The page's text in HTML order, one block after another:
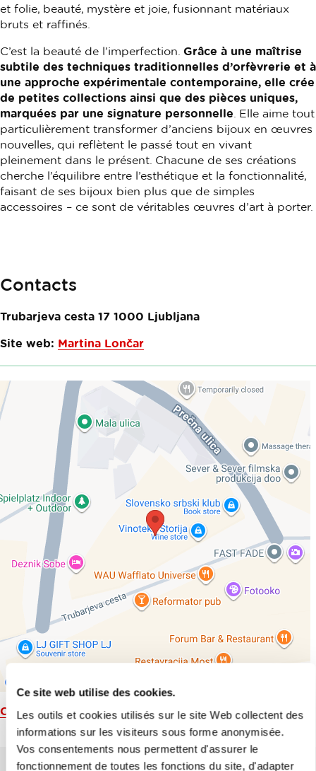
Ce site web utilise des cookies.
Les outils et cookies utilisés sur le site Web collectent des
informations sur les visiteurs sous forme anonymisée.
Vos consentements nous permettent d'assurer le
fonctionnement de toutes les fonctions du site, d'adapter
et folie, beauté, mystère et joie, fusionnant matériaux
bruts et raffinés.
C’est la beauté de l’imperfection. Grâce à une maîtrise
subtile des techniques traditionnelles d’orfèvrerie et à
une approche expérimentale contemporaine, elle crée
de petites collections ainsi que des pièces uniques,
marquées par une signature personnelle . Elle aime tout
particulièrement transformer d’anciens bijoux en œuvres
nouvelles, qui reflètent le passé tout en vivant
pleinement dans le présent. Chacune de ses créations
cherche l’équilibre entre l’esthétique et la fonctionnalité,
faisant de ses bijoux bien plus que de simples
accessoires – ce sont de véritables œuvres d’art à porter.
Contacts
Trubarjeva cesta 17 1000 Ljubljana
Site web: Martina Lončar
Carte